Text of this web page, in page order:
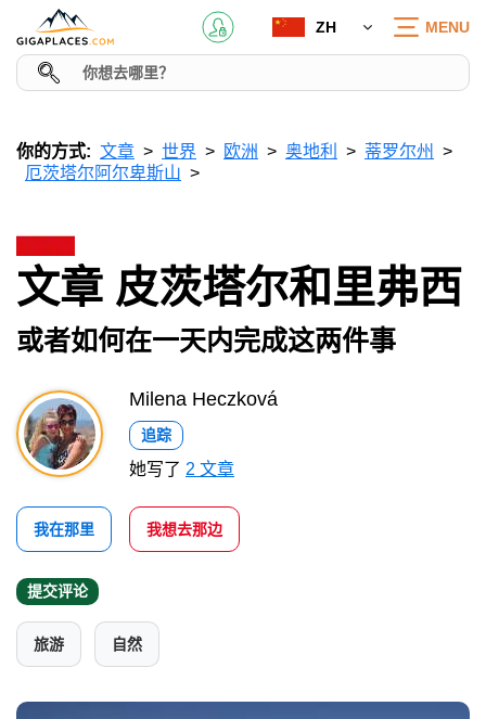
ZH MENU
你的方式: 文章 世界 欧洲 奥地利
蒂罗尔州
厄茨塔尔阿尔卑斯山
文章 皮茨塔尔和里弗西
或者如何在一天内完成这两件事
Milena Heczková
追踪
她写了 2 文章
我在那里 我想去那边
提交评论
旅游 自然